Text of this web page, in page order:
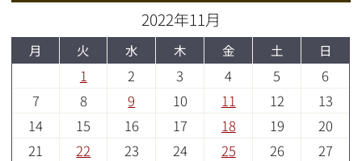
2022年11月
月 火 水 木 金 土 日
1 2 3 4 5
6
7
8 9 10 11 12
13
14
15 16 17 18 19
20
21
22 23 24 25 26
27